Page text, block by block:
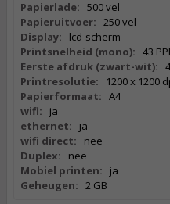
Papierlade: 500 vel
Papieruitvoer: 250 vel
Display:
lcd-scherm
Printsnelheid (mono): 43
Eerste afdruk (zwart-wit):
Printresolutie:
1200 x 1200
Papierformaat: A4
wifi:
ja
ethernet:
ja
wifi direct:
nee
Duplex:
nee
Mobiel printen:
ja
Geheugen: 2 GB